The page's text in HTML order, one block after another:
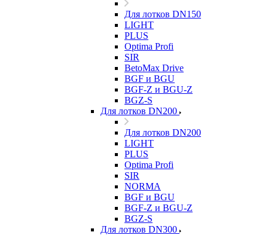
Для лотков DN150
LIGHT
PLUS
Optima Profi
SIR
BetoMax Drive
BGF и BGU
BGF-Z и BGU-Z
BGZ-S
Для лотков DN200
Для лотков DN200
LIGHT
PLUS
Optima Profi
SIR
NORMA
BGF и BGU
BGF-Z и BGU-Z
BGZ-S
Для лотков DN300